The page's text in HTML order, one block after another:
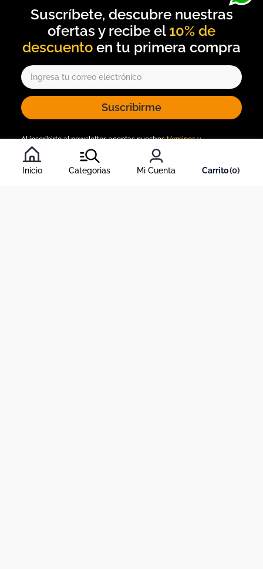
Inicio Categorias Mi Cuenta 0
10% de
descuento
Suscribirme
Al inscribirte al newsletter, aceptas nuestrostérminos y
condiciones
, y nuestra política de tratamiento de información